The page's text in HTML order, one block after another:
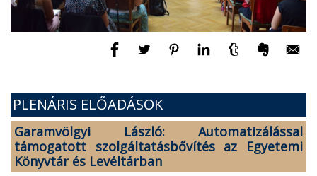
PLENÁRIS ELŐADÁSOK
Garamvölgyi László: Automatizálással
támogatott szolgáltatásbővítés az Egyetemi
Könyvtár és Levéltárban